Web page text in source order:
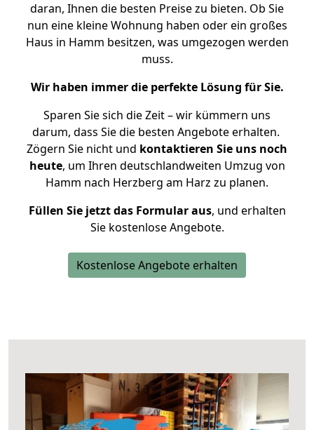
daran, Ihnen die besten Preise zu bieten. Ob Sie
nun eine kleine Wohnung haben oder ein großes
Haus in Hamm besitzen, was umgezogen werden
muss.
Wir haben immer die perfekte Lösung für Sie.
Sparen Sie sich die Zeit – wir kümmern uns
darum, dass Sie die besten Angebote erhalten.
Zögern Sie nicht und kontaktieren Sie uns noch
heute, um Ihren deutschlandweiten Umzug von
Hamm nach Herzberg am Harz zu planen.
Füllen Sie jetzt das Formular aus, und erhalten
Sie kostenlose Angebote.
Kostenlose Angebote erhalten